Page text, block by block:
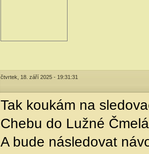
čtvrtek, 18. září 2025 - 19:31:31
Tak koukám na
Chebu do Lužné
A bude následovat